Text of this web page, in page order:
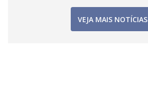
VEJA MAIS NOTÍCIAS